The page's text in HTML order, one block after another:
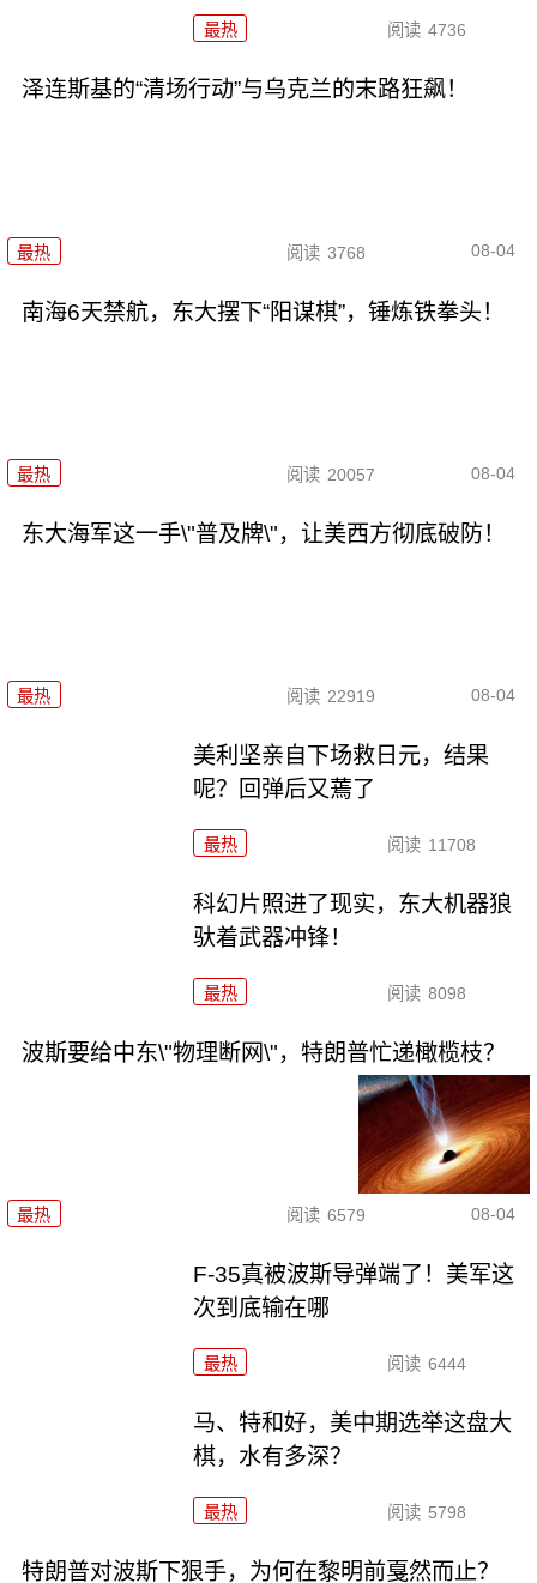
最热 阅读 4736
泽连斯基的“清场行动”与乌克兰的末路狂飙！
最热 阅读 3768 08-04
南海6天禁航，东大摆下“阳谋棋”，锤炼铁拳头！
最热 阅读 20057 08-04
东大海军这一手\"普及牌\"，让美西方彻底破防！
最热 阅读 22919 08-04
美利坚亲自下场救日元，结果
呢？回弹后又蔫了
最热 阅读 11708
科幻片照进了现实，东大机器狼
驮着武器冲锋！
最热 阅读 8098
波斯要给中东\"物理断网\"，特朗普忙递橄榄枝？
最热 阅读 6579 08-04
F-35真被波斯导弹端了！美军这
次到底输在哪
最热 阅读 6444
马、特和好，美中期选举这盘大
棋，水有多深？
最热 阅读 5798
特朗普对波斯下狠手，为何在黎明前戛然而止？